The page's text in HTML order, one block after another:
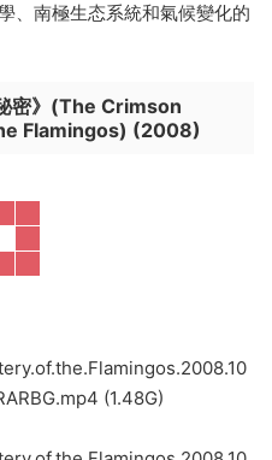
、南極生态系統和氣候變化的
密》(The Crimson
Flamingos) (2008)
(1.48G)